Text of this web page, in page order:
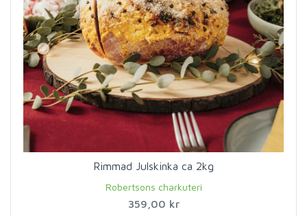
Rimmad Julskinka ca 2kg
Robertsons charkuteri
359,00 kr